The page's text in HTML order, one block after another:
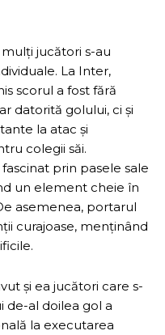
jucători s-au
La Inter,
scorul a fost fără
datorită golului, ci și
la atac și
colegii săi.
prin pasele sale
un element cheie în
asemenea, portarul
curajoase, menținând
și ea jucători care s-
de-al doilea gol a
la executarea